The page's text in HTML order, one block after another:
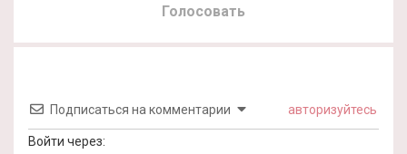
Голосовать
Подписаться на комментарии авторизуйтесь
Войти через: